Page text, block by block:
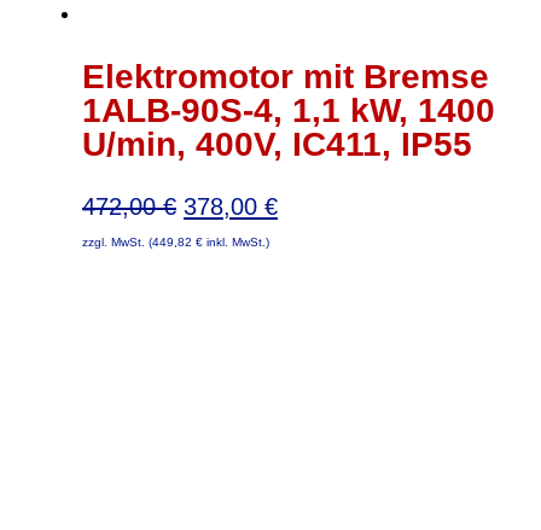
Elektromotor mit Bremse
1ALB-90S-4, 1,1 kW, 1400
U/min, 400V, IC411, IP55
472,00€ Ursprünglicher
Preis
378,00 €Aktueller
zzgl. MwSt. (449,82 € inkl. MwSt.)